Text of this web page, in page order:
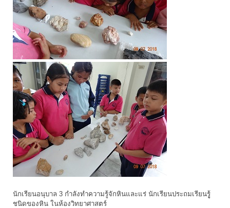
นักเรียนอนุบาล 3 กำลังทำความรู้จักหินและแร่ นักเรียนประถมเรียนรูู้
ชนิดของหิน ในห้องวิทยาศาสตร์